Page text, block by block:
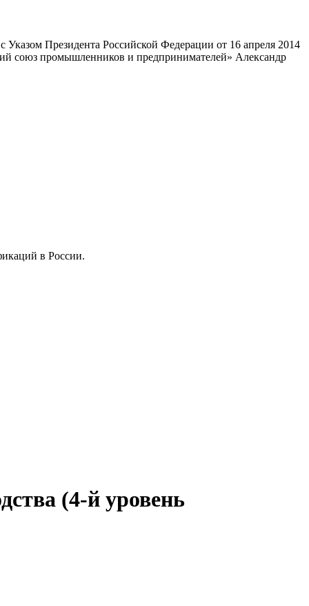
Президента Российской Федерации от 16 апреля 2014
союз промышленников и предпринимателей» Александр
в России.
(4-й уровень